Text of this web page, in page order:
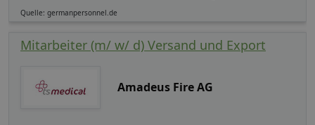
Quelle: germanpersonnel.de
Mitarbeiter (m/ w/ d) Versand und Export
Amadeus Fire AG